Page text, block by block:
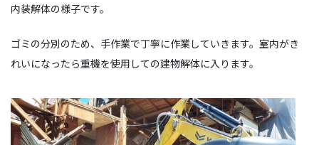
内装解体の様子です。
ゴミの分別のため、手作業で丁寧に作業していきます。室内がき
れいになったら重機を使用しての建物解体に入ります。